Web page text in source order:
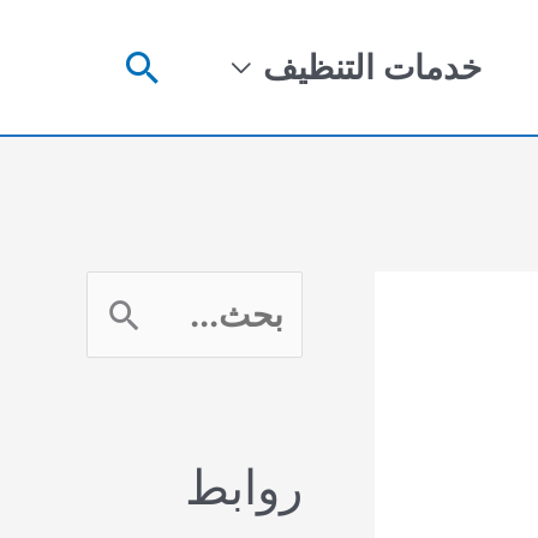
خدمات التنظيف البحث
ل
ح
روابط